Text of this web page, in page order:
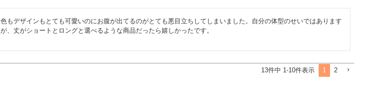
色もデザインもとても可愛いのにお腹が出てるのがとても悪目立ちしてしまいました。自分の体型のせいではあります
が、丈がショートとロングと選べるような商品だったら嬉しかったです。
13件中 1 -10件表示 1 2